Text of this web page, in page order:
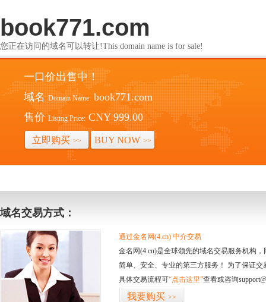
book771.com
您正在访问的域名可以转让!This domain name is for sale!
一口价出售中！
域名 Domain Name: book771.com
售价 Listing Price: CNY 999.00
立即购买 >> BUY NOW >>
域名交易方式：
通过金名网(4.cn) 中介交易
金名网(4.cn)是全球领先的域名交易服务机构
简单、安全、专业的第三方服务！ 为了保证
具体交易流程可“点击这里”查看或咨询
我要购买 >>